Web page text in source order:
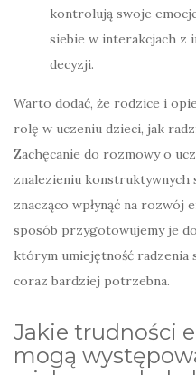
kontrolują swoje
siebie w interakcjach z
decyzji.
Warto dodać, że rodzice i
rolę w uczeniu dzieci, jak
Zachęcanie do rozmowy o
znalezieniu konstruktywnych
znacząco wpłynąć na rozwój
sposób przygotowujemy je
którym umiejętność radzenia
coraz bardziej potrzebna.
Jakie trudności
mogą